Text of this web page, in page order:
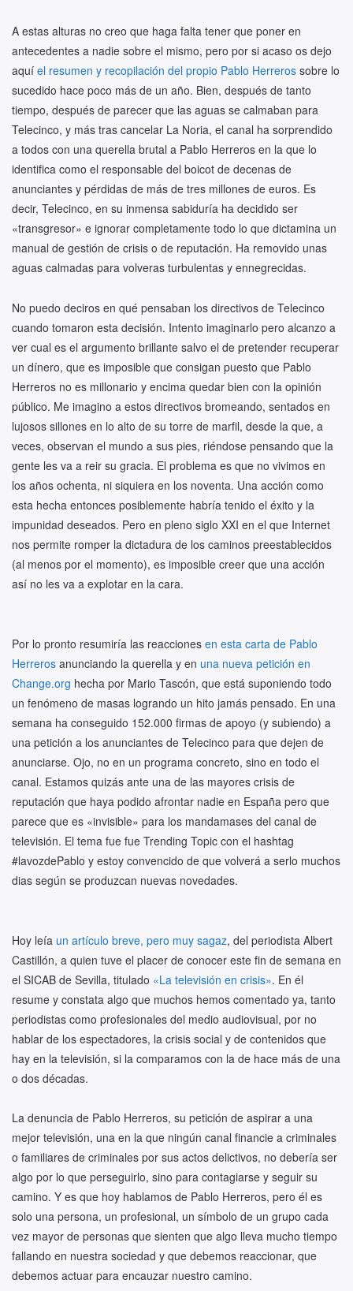
A estas alturas no creo que haga falta tener que poner en
antecedentes a nadie sobre el mismo, pero por si acaso os dejo
aquí el resumen y recopilación del propio Pablo Herreros sobre lo
sucedido hace poco más de un año. Bien, después de tanto
tiempo, después de parecer que las aguas se calmaban para
Telecinco, y más tras cancelar La Noria, el canal ha sorprendido
a todos con una querella brutal a Pablo Herreros en la que lo
identifica como el responsable del boicot de decenas de
anunciantes y pérdidas de más de tres millones de euros. Es
decir, Telecinco, en su inmensa sabiduría ha decidido ser
«transgresor» e ignorar completamente todo lo que dictamina un
manual de gestión de crisis o de reputación. Ha removido unas
aguas calmadas para volveras turbulentas y ennegrecidas.
No puedo deciros en qué pensaban los directivos de Telecinco
cuando tomaron esta decisión. Intento imaginarlo pero alcanzo a
ver cual es el argumento brillante salvo el de pretender recuperar
un dínero, que es imposible que consigan puesto que Pablo
Herreros no es millonario y encima quedar bien con la opinión
público. Me imagino a estos directivos bromeando, sentados en
lujosos sillones en lo alto de su torre de marfil, desde la que, a
veces, observan el mundo a sus pies, riéndose pensando que la
gente les va a reir su gracia. El problema es que no vivimos en
los años ochenta, ni siquiera en los noventa. Una acción como
esta hecha entonces posiblemente habría tenido el éxito y la
impunidad deseados. Pero en pleno siglo XXI en el que Internet
nos permite romper la dictadura de los caminos preestablecidos
(al menos por el momento), es imposible creer que una acción
así no les va a explotar en la cara.
Por lo pronto resumiría las reacciones en esta carta de Pablo
Herreros anunciando la querella y en una nueva petición en
Change.org hecha por Mario Tascón, que está suponiendo todo
un fenómeno de masas logrando un hito jamás pensado. En una
semana ha conseguido 152.000 firmas de apoyo (y subiendo) a
una petición a los anunciantes de Telecinco para que dejen de
anunciarse. Ojo, no en un programa concreto, sino en todo el
canal. Estamos quizás ante una de las mayores crisis de
reputación que haya podido afrontar nadie en España pero que
parece que es «invisible» para los mandamases del canal de
televisión. El tema fue fue Trending Topic con el hashtag
#lavozdePablo y estoy convencido de que volverá a serlo muchos
dias según se produzcan nuevas novedades.
Hoy leía un artículo breve, pero muy sagaz, del periodista Albert
Castillón, a quien tuve el placer de conocer este fin de semana en
el SICAB de Sevilla, titulado «La televisión en crisis». En él
resume y constata algo que muchos hemos comentado ya, tanto
periodistas como profesionales del medio audiovisual, por no
hablar de los espectadores, la crisis social y de contenidos que
hay en la televisión, si la comparamos con la de hace más de una
o dos décadas.
La denuncia de Pablo Herreros, su petición de aspirar a una
mejor televisión, una en la que ningún canal financie a criminales
o familiares de criminales por sus actos delictivos, no debería ser
algo por lo que perseguirlo, sino para contagiarse y seguir su
camino. Y es que hoy hablamos de Pablo Herreros, pero él es
solo una persona, un profesional, un símbolo de un grupo cada
vez mayor de personas que sienten que algo lleva mucho tiempo
fallando en nuestra sociedad y que debemos reaccionar, que
debemos actuar para encauzar nuestro camino.